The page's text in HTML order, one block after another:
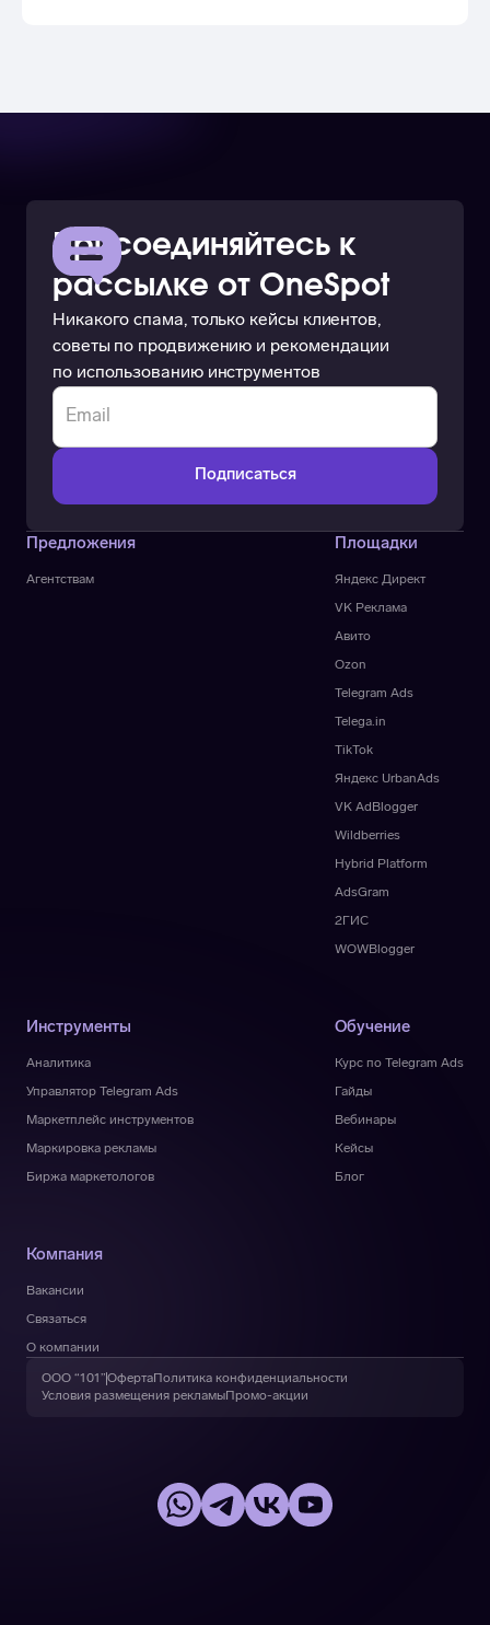
Присоединяйтесь к
рассылке от OneSpot
Никакого спама, только кейсы клиентов,
советы по продвижению и рекомендации
по использованию инструментов
Предложения
Агентствам Яндекс Директ
VK Реклама
Площадки
Авито
Ozon
Telegram Ads
Telega.in
TikTok
Яндекс UrbanAds
VK AdBlogger
Wildberries
Hybrid Platform
AdsGram
2ГИС
WOWBlogger
Инструменты
Аналитика
Управлятор Telegram Ads
Маркетплейс инструментов
Маркировка рекламы
Биржа маркетологов
Обучение
Курс по Telegram Ads
Гайды
Вебинары
Кейсы
Блог
Компания
Вакансии
Связаться
О компании
ООО “101”ОфертаПолитика конфиденциальности
Условия размещения рекламыПромо-акции